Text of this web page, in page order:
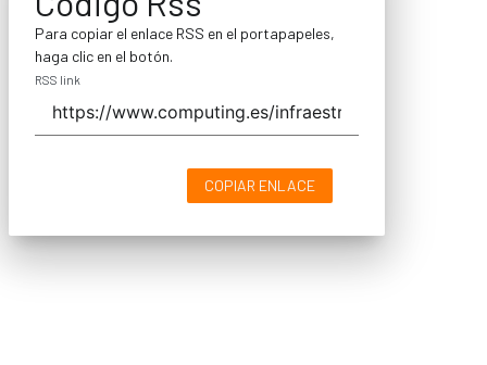
Para copiar el enlace RSS en el portapapeles,
haga clic en el botón.
RSS link
COPIAR ENLACE